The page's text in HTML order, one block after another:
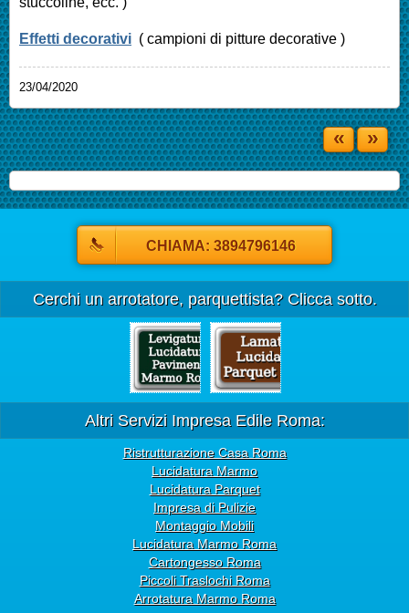
Effetti decorativi ( campioni di pitture decorative )
23/04/2020
« »
CHIAMA: 3894796146
Cerchi un arrotatore, parquettista? Clicca sotto.
Altri Servizi Impresa Edile Roma:
Ristrutturazione Casa Roma
Lucidatura Marmo
Lucidatura Parquet
Impresa di Pulizie
Montaggio Mobili
Lucidatura Marmo Roma
Cartongesso Roma
Piccoli Traslochi Roma
Arrotatura Marmo Roma